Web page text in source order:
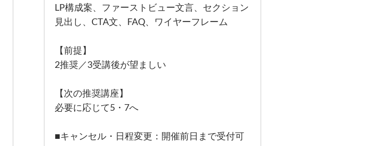
LP構成案、ファーストビュー文言、セクション
見出し、CTA文、FAQ、ワイヤーフレーム
【前提】
2推奨／3受講後が望ましい
【次の推奨講座】
必要に応じて5・7へ
■キャンセル・日程変更：開催前日まで受付可